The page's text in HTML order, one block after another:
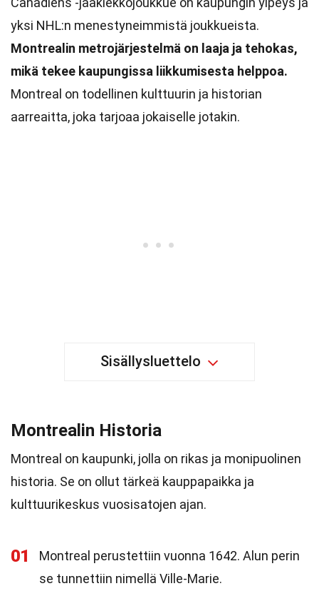
yksi NHL:n menestyneimmistä joukkueista.
Montrealin metrojärjestelmä on laaja ja tehokas,
mikä tekee kaupungissa liikkumisesta helppoa.
Montreal on todellinen kulttuurin ja historian
aarreaitta, joka tarjoaa jokaiselle jotakin.
Sisällysluettelo
Montrealin Historia
Montreal on kaupunki, jolla on rikas ja monipuolinen
historia. Se on ollut tärkeä kauppapaikka ja
kulttuurikeskus vuosisatojen ajan.
01
Montreal perustettiin vuonna 1642. Alun perin
se tunnettiin nimellä Ville-Marie.